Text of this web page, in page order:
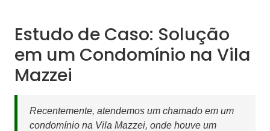
Estudo de Caso: Solução
em um Condomínio na Vila
Mazzei
Recentemente, atendemos um chamado em um
condomínio na Vila Mazzei, onde houve um